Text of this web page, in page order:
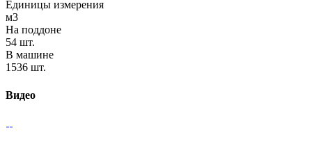
Единицы измерения
м3
На поддоне
54 шт.
В машине
1536 шт.
Видео